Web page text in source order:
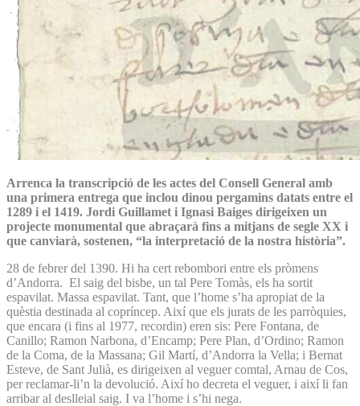
Arrenca la transcripció de les actes del Consell General amb
una primera entrega que inclou dinou pergamins datats entre el
1289 i el 1419. Jordi Guillamet i Ignasi Baiges dirigeixen un
projecte monumental que abraçarà fins a mitjans de segle XX i
que canviarà, sostenen, “la interpretació de la nostra història”.
28 de febrer del 1390. Hi ha cert rebombori entre els pròmens
d’Andorra. El saig del bisbe, un tal Pere Tomàs, els ha sortit
espavilat. Massa espavilat. Tant, que l’home s’ha apropiat de la
quèstia destinada al copríncep. Així que els jurats de les parròquies,
que encara (i fins al 1977, recordin) eren sis: Pere Fontana, de
Canillo; Ramon Narbona, d’Encamp; Pere Plan, d’Ordino; Ramon
de la Coma, de la Massana; Gil Martí, d’Andorra la Vella; i Bernat
Esteve, de Sant Julià, es dirigeixen al veguer comtal, Arnau de Cos,
per reclamar-li’n la devolució. Així ho decreta el veguer, i així li fan
arribar al deslleial saig. I va l’home i s’hi nega.